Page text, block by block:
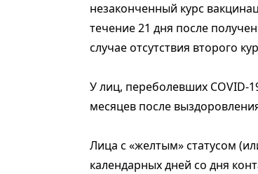
незаконченный курс
течение 21 дня после
случае отсутствия второго
У лиц, переболевших COVID-
месяцев после
Лица с «желтым» статусом
календарных дней со дня